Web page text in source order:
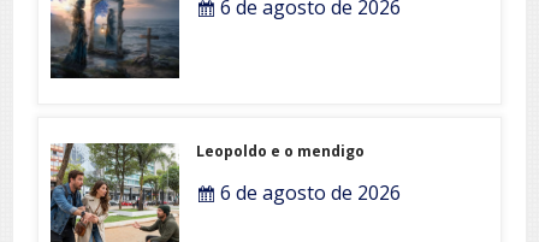
6 de agosto de 2026
Leopoldo e o mendigo
6 de agosto de 2026